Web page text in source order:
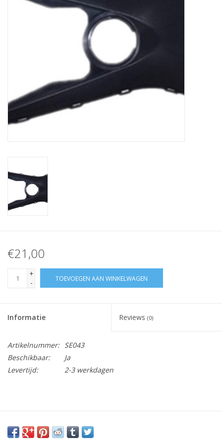
€21,00
+
-
TOEVOEGEN AAN WINKELWAGEN
Informatie Reviews (0)
Artikelnummer: SE043
Beschikbaar:
Ja
Levertijd:
2-3 werkdagen